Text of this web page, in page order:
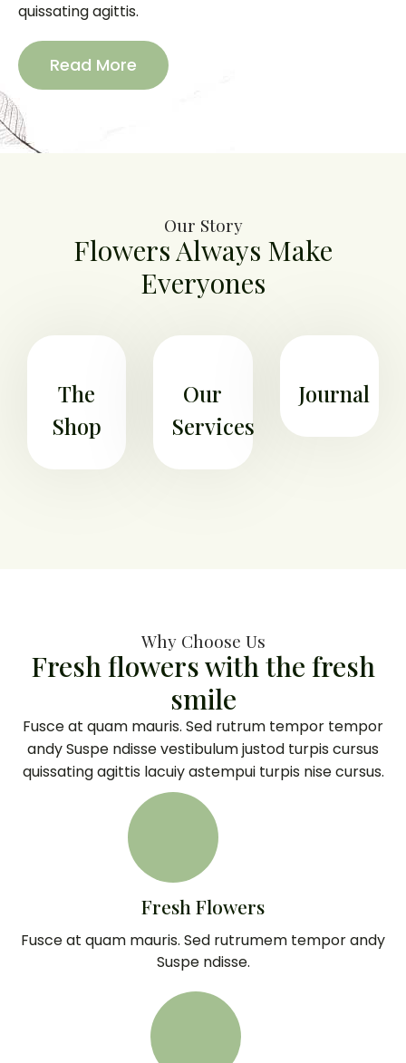
quissating agittis.
Read More
Our Story
Flowers Always Make
Everyones
The
Shop
Our
Services
Journal
Why Choose Us
Fresh flowers with the fresh
smile
Fusce at quam mauris. Sed rutrum tempor tempor
andy Suspe ndisse vestibulum justod turpis cursus
quissating agittis lacuiy astempui turpis nise cursus.
Fresh Flowers
Fusce at quam mauris. Sed rutrumem tempor andy
Suspe ndisse.